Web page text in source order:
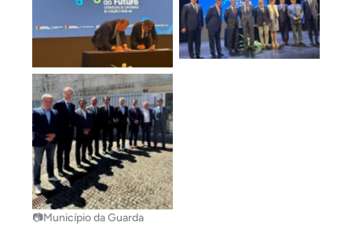
📷Município da Guarda